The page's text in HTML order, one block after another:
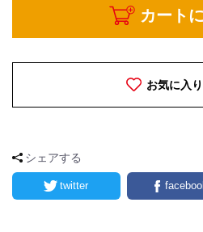
カート
お気に入
シェアする
twitter